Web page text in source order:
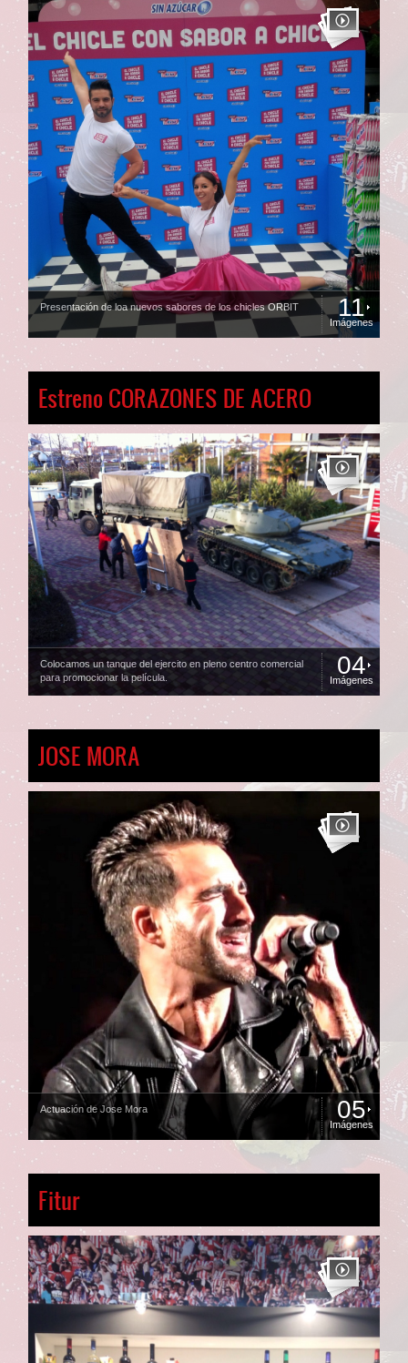
Presentación de loa nuevos sabores de los chicles ORBIT 11
Imágenes
Estreno CORAZONES DE ACERO
Colocamos un tanque del ejercito en pleno centro comercial
para promocionar la película.
04
Imágenes
JOSE MORA
Actuación de Jose Mora 05
Imágenes
Fitur